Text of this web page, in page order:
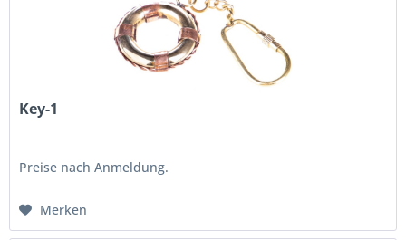
Key-1
Preise nach Anmeldung.
Merken